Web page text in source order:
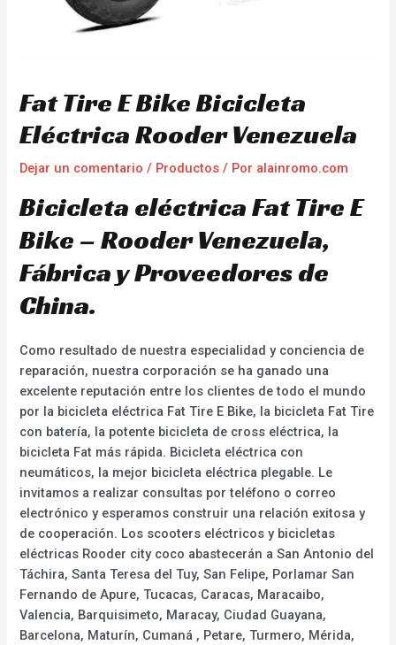
Fat Tire E Bike Bicicleta
Eléctrica Rooder Venezuela
Dejar un comentario / Productos / Por alainromo.com
Bicicleta eléctrica Fat Tire E
Bike – Rooder Venezuela,
Fábrica y Proveedores de
China.
Como resultado de nuestra especialidad y conciencia de
reparación, nuestra corporación se ha ganado una
excelente reputación entre los clientes de todo el mundo
por la bicicleta eléctrica Fat Tire E Bike, la bicicleta Fat Tire
con batería, la potente bicicleta de cross eléctrica, la
bicicleta Fat más rápida. Bicicleta eléctrica con
neumáticos, la mejor bicicleta eléctrica plegable. Le
invitamos a realizar consultas por teléfono o correo
electrónico y esperamos construir una relación exitosa y
de cooperación. Los scooters eléctricos y bicicletas
eléctricas Rooder city coco abastecerán a San Antonio del
Táchira, Santa Teresa del Tuy, San Felipe, Porlamar San
Fernando de Apure, Tucacas, Caracas, Maracaibo,
Valencia, Barquisimeto, Maracay, Ciudad Guayana,
Barcelona, Maturín, Cumaná , Petare, Turmero, Mérida,